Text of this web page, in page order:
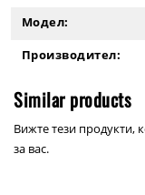
Модел:
Производител:
Similar products
Вижте тези продукти,
за вас.